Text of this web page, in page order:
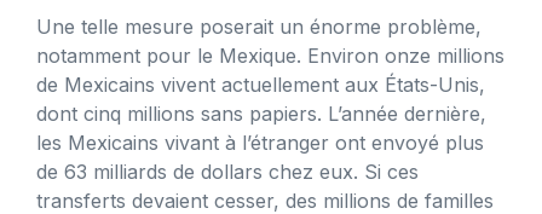
Une telle mesure poserait un énorme problème,
notamment pour le Mexique. Environ onze millions
de Mexicains vivent actuellement aux États-Unis,
dont cinq millions sans papiers. L’année dernière,
les Mexicains vivant à l’étranger ont envoyé plus
de 63 milliards de dollars chez eux. Si ces
transferts devaient cesser, des millions de familles